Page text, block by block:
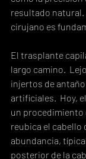
resultado natural.
cirujano es
El trasplante
largo camino.
injertos de
artificiales.  Hoy, el
un
reubica el cabello
abundancia,
posterior de la